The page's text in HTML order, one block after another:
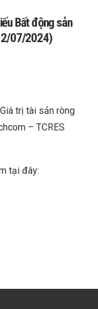
Bất động sản
07/2024)
trị tài sản ròng
– TCRES
tại đây: